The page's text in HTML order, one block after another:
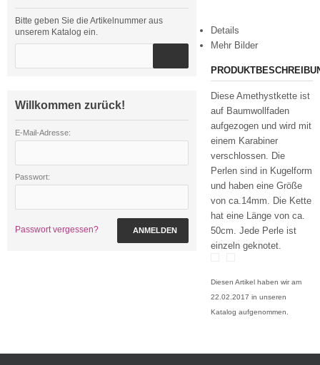
Details
Mehr Bilder
Diese Amethystkette ist
auf Baumwollfaden
aufgezogen und wird mit
einem Karabiner
verschlossen. Die
Perlen sind in Kugelform
und haben eine Größe
von ca.14mm. Die Kette
hat eine Länge von ca.
50cm. Jede Perle ist
einzeln geknotet.
Diesen Artikel haben wir am
22.02.2017 in unseren
Katalog aufgenommen.
Bitte geben Sie die Artikelnummer aus
unserem Katalog ein.
Willkommen zurück!
E-Mail-Adresse:
Passwort:
Passwort vergessen? ANMELDEN